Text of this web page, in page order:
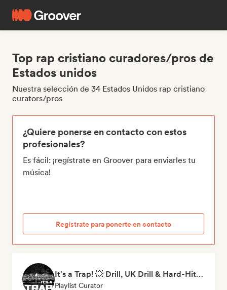
Top rap cristiano curadores/pros de
Estados unidos
Nuestra selección de 34 Estados Unidos rap cristiano
curators/pros
¿Quiere ponerse en contacto con estos
profesionales?
Es fácil: ¡regístrate en Groover para enviarles tu
música!
Regístrate para ponerte en contacto
It's a Trap! 💥 Drill, UK Drill & Hard-Hitting Trap
Playlist Curator